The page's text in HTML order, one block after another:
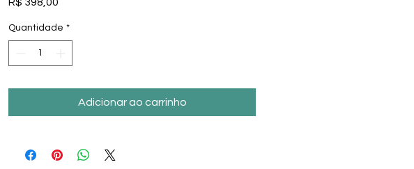
Quantidade *
Adicionar ao carrinho